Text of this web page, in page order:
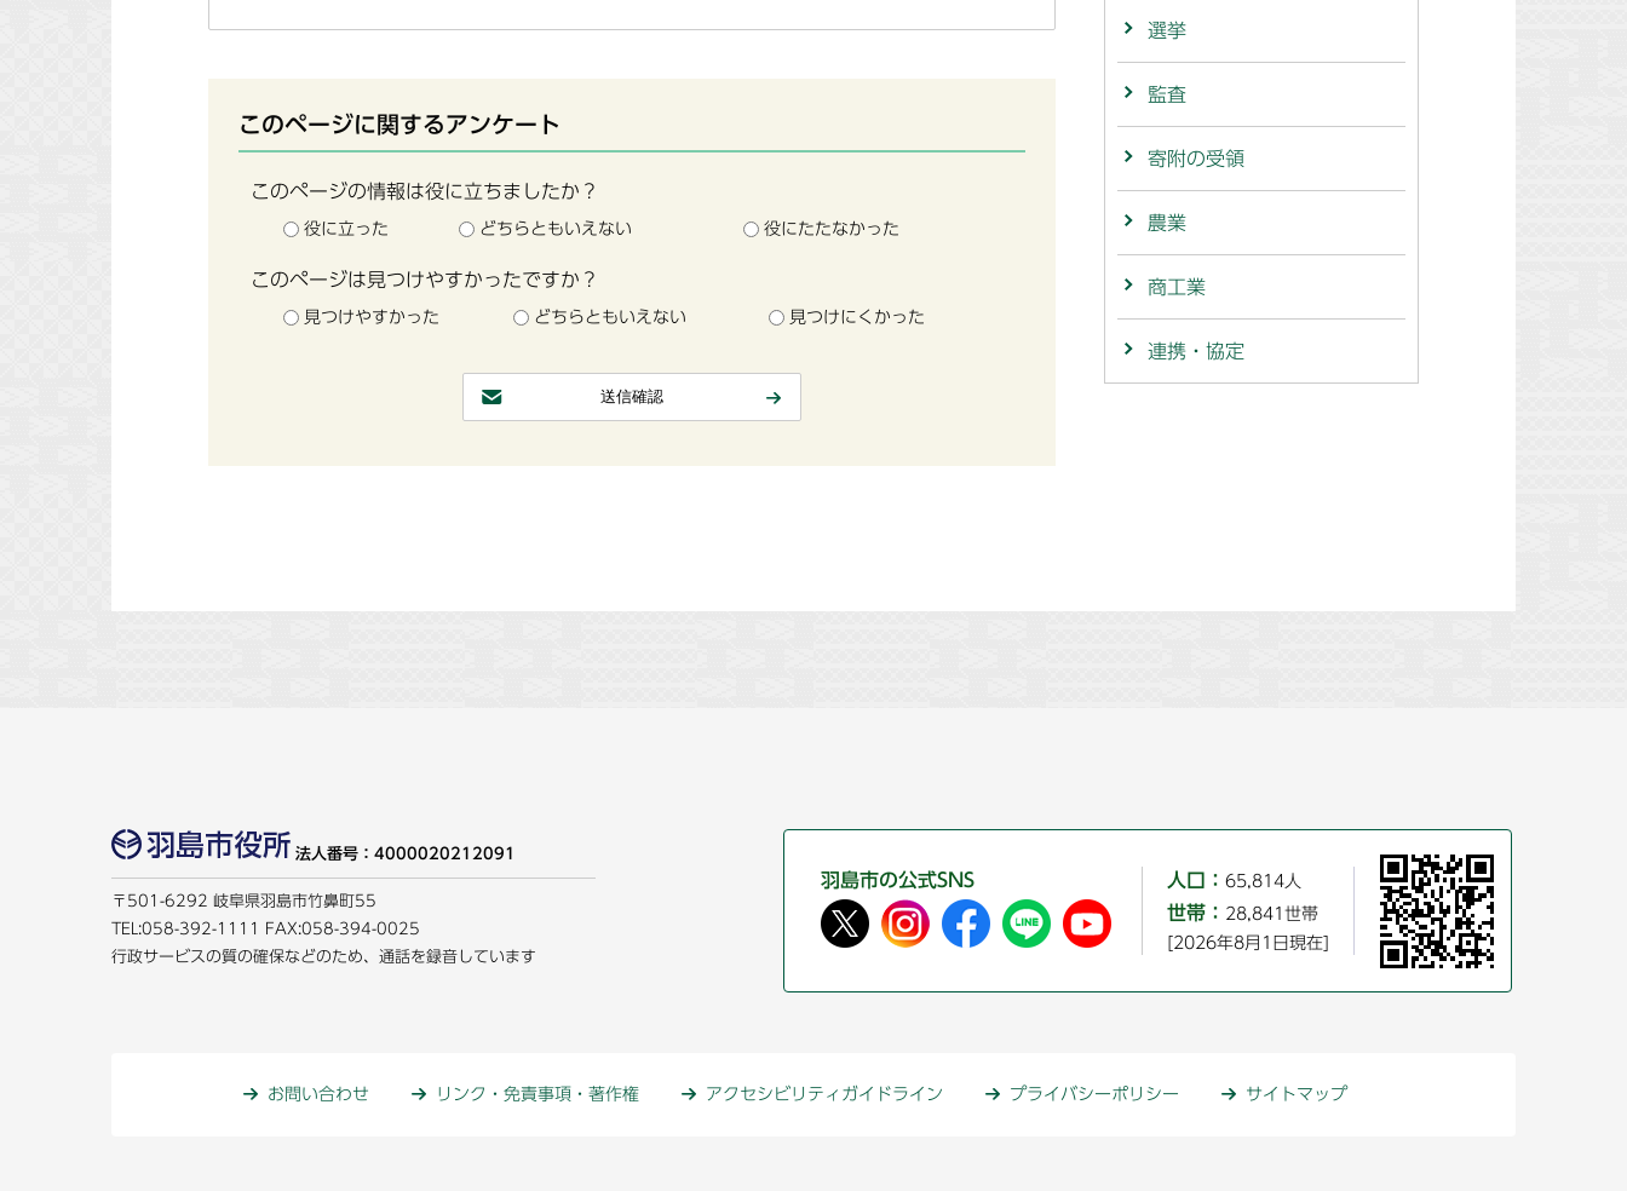
このページに関するアンケート
このページの情報は役に立ちましたか？
役に立った どちらともいえない 役にたたなかった
このページは見つけやすかったですか？
見つけやすかった どちらともいえない 見つけにくかった
選挙
監査
寄附の受領
農業
商工業
連携・協定
法人番号：4000020212091
〒501-6292 岐阜県羽島市竹鼻町55
TEL:058-392-1111
FAX:058-394-0025
行政サービスの質の確保などのため、通話を録音しています
羽島市の公式SNS 人口： 65,814人
世帯： 28,841世帯
[2026年8月1日現在]
お問い合わせ リンク・免責事項・著作権 アクセシビリティガイドライン プライバシーポリシー サイトマップ